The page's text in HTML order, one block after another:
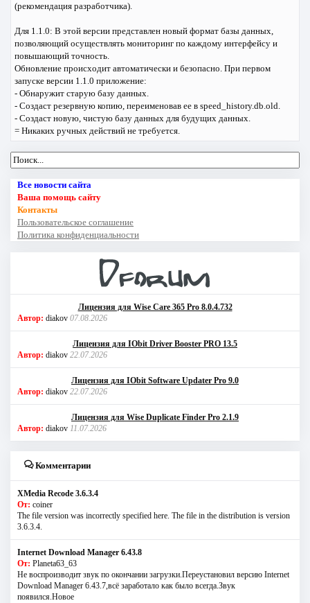
(рекомендация разработчика).
Для 1.1.0: В этой версии представлен новый формат базы данных,
позволяющий осуществлять мониторинг по каждому интерфейсу и
повышающий точность.
Обновление происходит автоматически и безопасно. При первом
запуске версии 1.1.0 приложение:
- Обнаружит старую базу данных.
- Создаст резервную копию, переименовав ее в speed_history.db.old.
- Создаст новую, чистую базу данных для будущих данных.
= Никаких ручных действий не требуется.
Все новости сайта
Ваша помощь сайту
Контакты
Пользовательское соглашение
Политика конфиденциальности
Лицензия для Wise Care 365 Pro 8.0.4.732
Автор: diakov 07.08.2026
Лицензия для IObit Driver Booster PRO 13.5
Автор: diakov 22.07.2026
Лицензия для IObit Software Updater Pro 9.0
Автор: diakov 22.07.2026
Лицензия для Wise Duplicate Finder Pro 2.1.9
Автор: diakov 11.07.2026
Комментарии
XMedia Recode 3.6.3.4
От: coiner
The file version was incorrectly specified here. The file in the distribution is version
3.6.3.4.
Internet Download Manager 6.43.8
От: Planeta63_63
Не воспроизводит звук по окончании загрузки.Переустановил версию Internet
Download Manager 6.43.7,всё заработало как было всегда.Звук
появился.Новое